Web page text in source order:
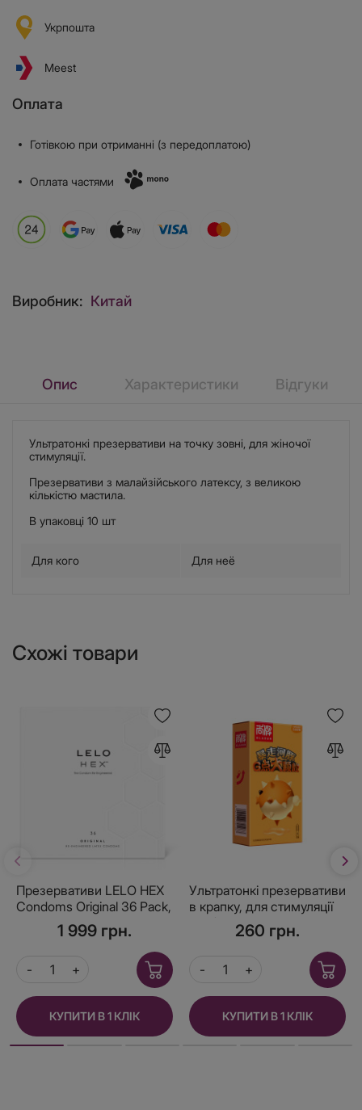
Укрпошта
Meest
Оплата
Готівкою при отриманні (з передоплатою)
Оплата частями
Виробник: Китай
Опис Характеристики Відгуки
Ультратонкі презервативи на точку зовні, для жіночої
стимуляції.
Презервативи з малайзійського латексу, з великою
кількістю мастила.
В упаковці 10 шт
Для кого Для неё
Схожі товари
Презервативи LELO HEX
Condoms Original 36 Pack,
тонкі та суперміцні
1 999 грн.
КУПИТИ В 1 КЛІК
Ультратонкі презервативи
в крапку, для стимуляції
260 грн.
КУПИТИ В 1 КЛІК